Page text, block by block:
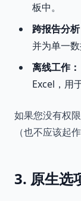
板中。
跨报告分析
并为单一数
离线工作：
Excel，用
如果您没有权
（也不应该起作
3. 原生选